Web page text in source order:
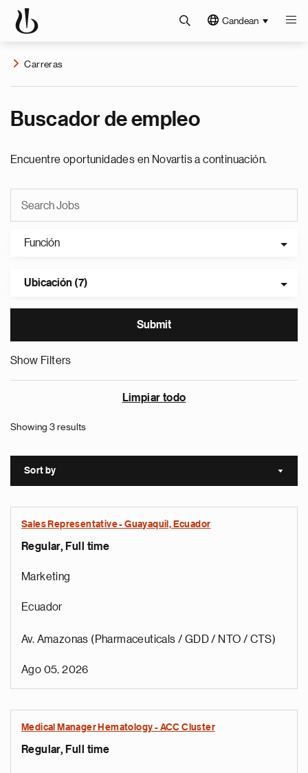
Candean
Carreras
Buscador de empleo
Encuentre oportunidades en Novartis a continuación.
Función
Ubicación (7)
Show Filters
Limpiar todo
Showing 3 results
Sort by Sort
Sales Representative - Guayaquil, Ecuador
Regular, Full time
Marketing
Ecuador
Av. Amazonas (Pharmaceuticals / GDD / NTO / CTS)
Ago 05, 2026
Medical Manager Hematology - ACC Cluster
Regular, Full time